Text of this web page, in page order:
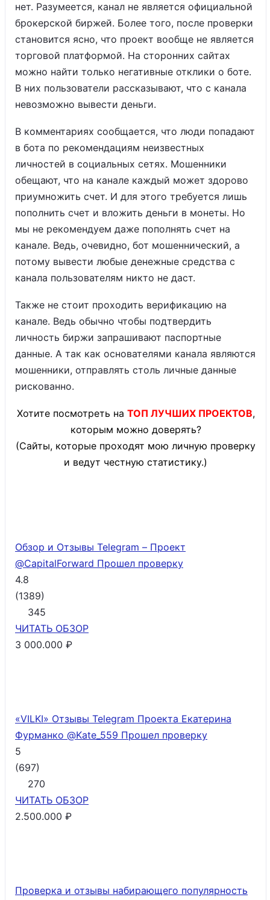
нет. Разумеется, канал не является официальной
брокерской биржей. Более того, после проверки
становится ясно, что проект вообще не является
торговой платформой. На сторонних сайтах
можно найти только негативные отклики о боте.
В них пользователи рассказывают, что с канала
невозможно вывести деньги.
В комментариях сообщается, что люди попадают
в бота по рекомендациям неизвестных
личностей в социальных сетях. Мошенники
обещают, что на канале каждый может здорово
приумножить счет. И для этого требуется лишь
пополнить счет и вложить деньги в монеты. Но
мы не рекомендуем даже пополнять счет на
канале. Ведь, очевидно, бот мошеннический, а
потому вывести любые денежные средства с
канала пользователям никто не даст.
Также не стоит проходить верификацию на
канале. Ведь обычно чтобы подтвердить
личность биржи запрашивают паспортные
данные. А так как основателями канала являются
мошенники, отправлять столь личные данные
рискованно.
Хотите посмотреть на ТОП ЛУЧШИХ ПРОЕКТОВ,
которым можно доверять?
(Сайты, которые проходят мою личную проверку
и ведут честную статистику.)
Обзор и Отзывы Telegram – Проект
@CapitalForward Прошел проверку
4.8
(1389)
345
ЧИТАТЬ ОБЗОР
3 000.000 ₽
«VILKI» Отзывы Telegram Проекта Екатерина
Фурманко @Kate_559 Прошел проверку
5
(697)
270
ЧИТАТЬ ОБЗОР
2.500.000 ₽
Проверка и отзывы набирающего популярность